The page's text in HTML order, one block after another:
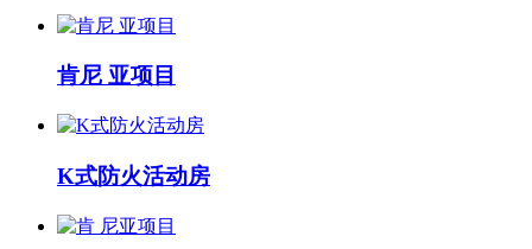
肯尼 亚项目
K式防火活动房